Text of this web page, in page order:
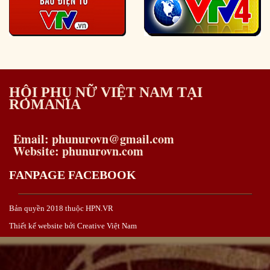
HỘI PHỤ NỮ VIỆT NAM TẠI
ROMANIA
Email: phunurovn@gmail.com
Website: phunurovn.com
FANPAGE FACEBOOK
Bản quyền 2018 thuộc HPN.VR
Thiết kế website bởi Creative Việt Nam